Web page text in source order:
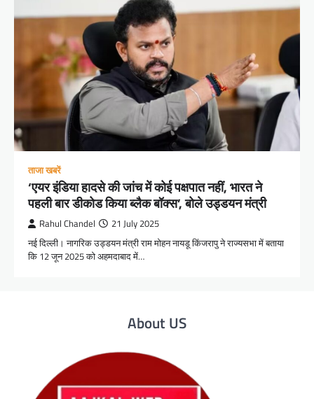
ताजा खबरें
‘एयर इंडिया हादसे की जांच में कोई पक्षपात नहीं, भारत ने
पहली बार डीकोड किया ब्लैक बॉक्स’, बोले उड्डयन मंत्री
Rahul Chandel 21 July 2025
नई दिल्ली। नागरिक उड्डयन मंत्री राम मोहन नायडू किंजरापु ने राज्यसभा में बताया
कि 12 जून 2025 को अहमदाबाद में…
About US